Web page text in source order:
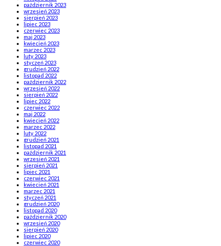
październik 2023
wrzesień 2023
sierpień 2023
lipiec 2023
czerwiec 2023
maj 2023
kwiecień 2023
marzec 2023
luty 2023
styczeń 2023
grudzień 2022
listopad 2022
październik 2022
wrzesień 2022
sierpień 2022
lipiec 2022
czerwiec 2022
maj 2022
kwiecień 2022
marzec 2022
luty 2022
grudzień 2021
listopad 2021
październik 2021
wrzesień 2021
sierpień 2021
lipiec 2021
czerwiec 2021
kwiecień 2021
marzec 2021
styczeń 2021
grudzień 2020
listopad 2020
październik 2020
wrzesień 2020
sierpień 2020
lipiec 2020
czerwiec 2020